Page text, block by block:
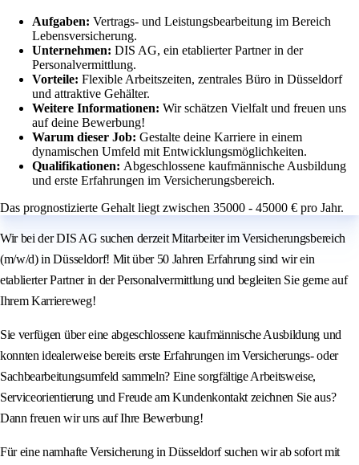
Aufgaben: Vertrags- und Leistungsbearbeitung im Bereich
Lebensversicherung.
Unternehmen: DIS AG, ein etablierter Partner in der
Personalvermittlung.
Vorteile: Flexible Arbeitszeiten, zentrales Büro in Düsseldorf
und attraktive Gehälter.
Weitere Informationen: Wir schätzen Vielfalt und freuen uns
auf deine Bewerbung!
Warum dieser Job: Gestalte deine Karriere in einem
dynamischen Umfeld mit Entwicklungsmöglichkeiten.
Qualifikationen: Abgeschlossene kaufmännische Ausbildung
und erste Erfahrungen im Versicherungsbereich.
Das prognostizierte Gehalt liegt zwischen 35000 - 45000 € pro Jahr.
Wir bei der DIS AG suchen derzeit Mitarbeiter im Versicherungsbereich
(m/w/d) in Düsseldorf! Mit über 50 Jahren Erfahrung sind wir ein
etablierter Partner in der Personalvermittlung und begleiten Sie gerne auf
Ihrem Karriereweg!
Sie verfügen über eine abgeschlossene kaufmännische Ausbildung und
konnten idealerweise bereits erste Erfahrungen im Versicherungs- oder
Sachbearbeitungsumfeld sammeln? Eine sorgfältige Arbeitsweise,
Serviceorientierung und Freude am Kundenkontakt zeichnen Sie aus?
Dann freuen wir uns auf Ihre Bewerbung!
Für eine namhafte Versicherung in Düsseldorf suchen wir ab sofort mit